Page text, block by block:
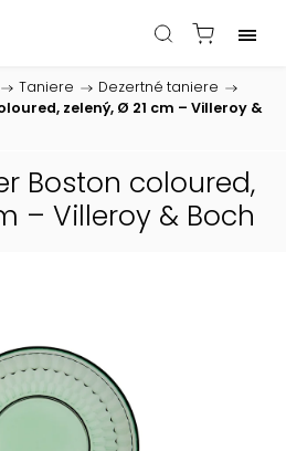
/ Taniere / Dezertné taniere /
zelený, Ø 21 cm – Villeroy &
Boston coloured,
– Villeroy & Boch